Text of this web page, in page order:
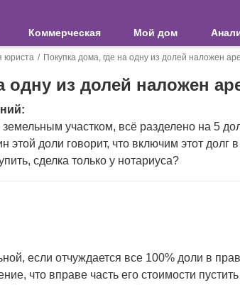
Коммерческая Мой дом
юриста Покупка дома, где на одну из долей наложен
одну из долей наложен
земельным участком, всё разделено на 5
этой доли говорит, что включим этот долг
сделка только у нотариуса?
если отчуждается все 100% доли в
что вправе часть его стоимости